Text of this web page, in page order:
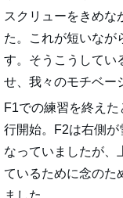
スクリューをきめな
た。これが短いなが
す。そうこうしてい
せ、我々のモチベー
F1での練習を終え
行開始。F2は右側が
なっていましたが、
ているために念のた